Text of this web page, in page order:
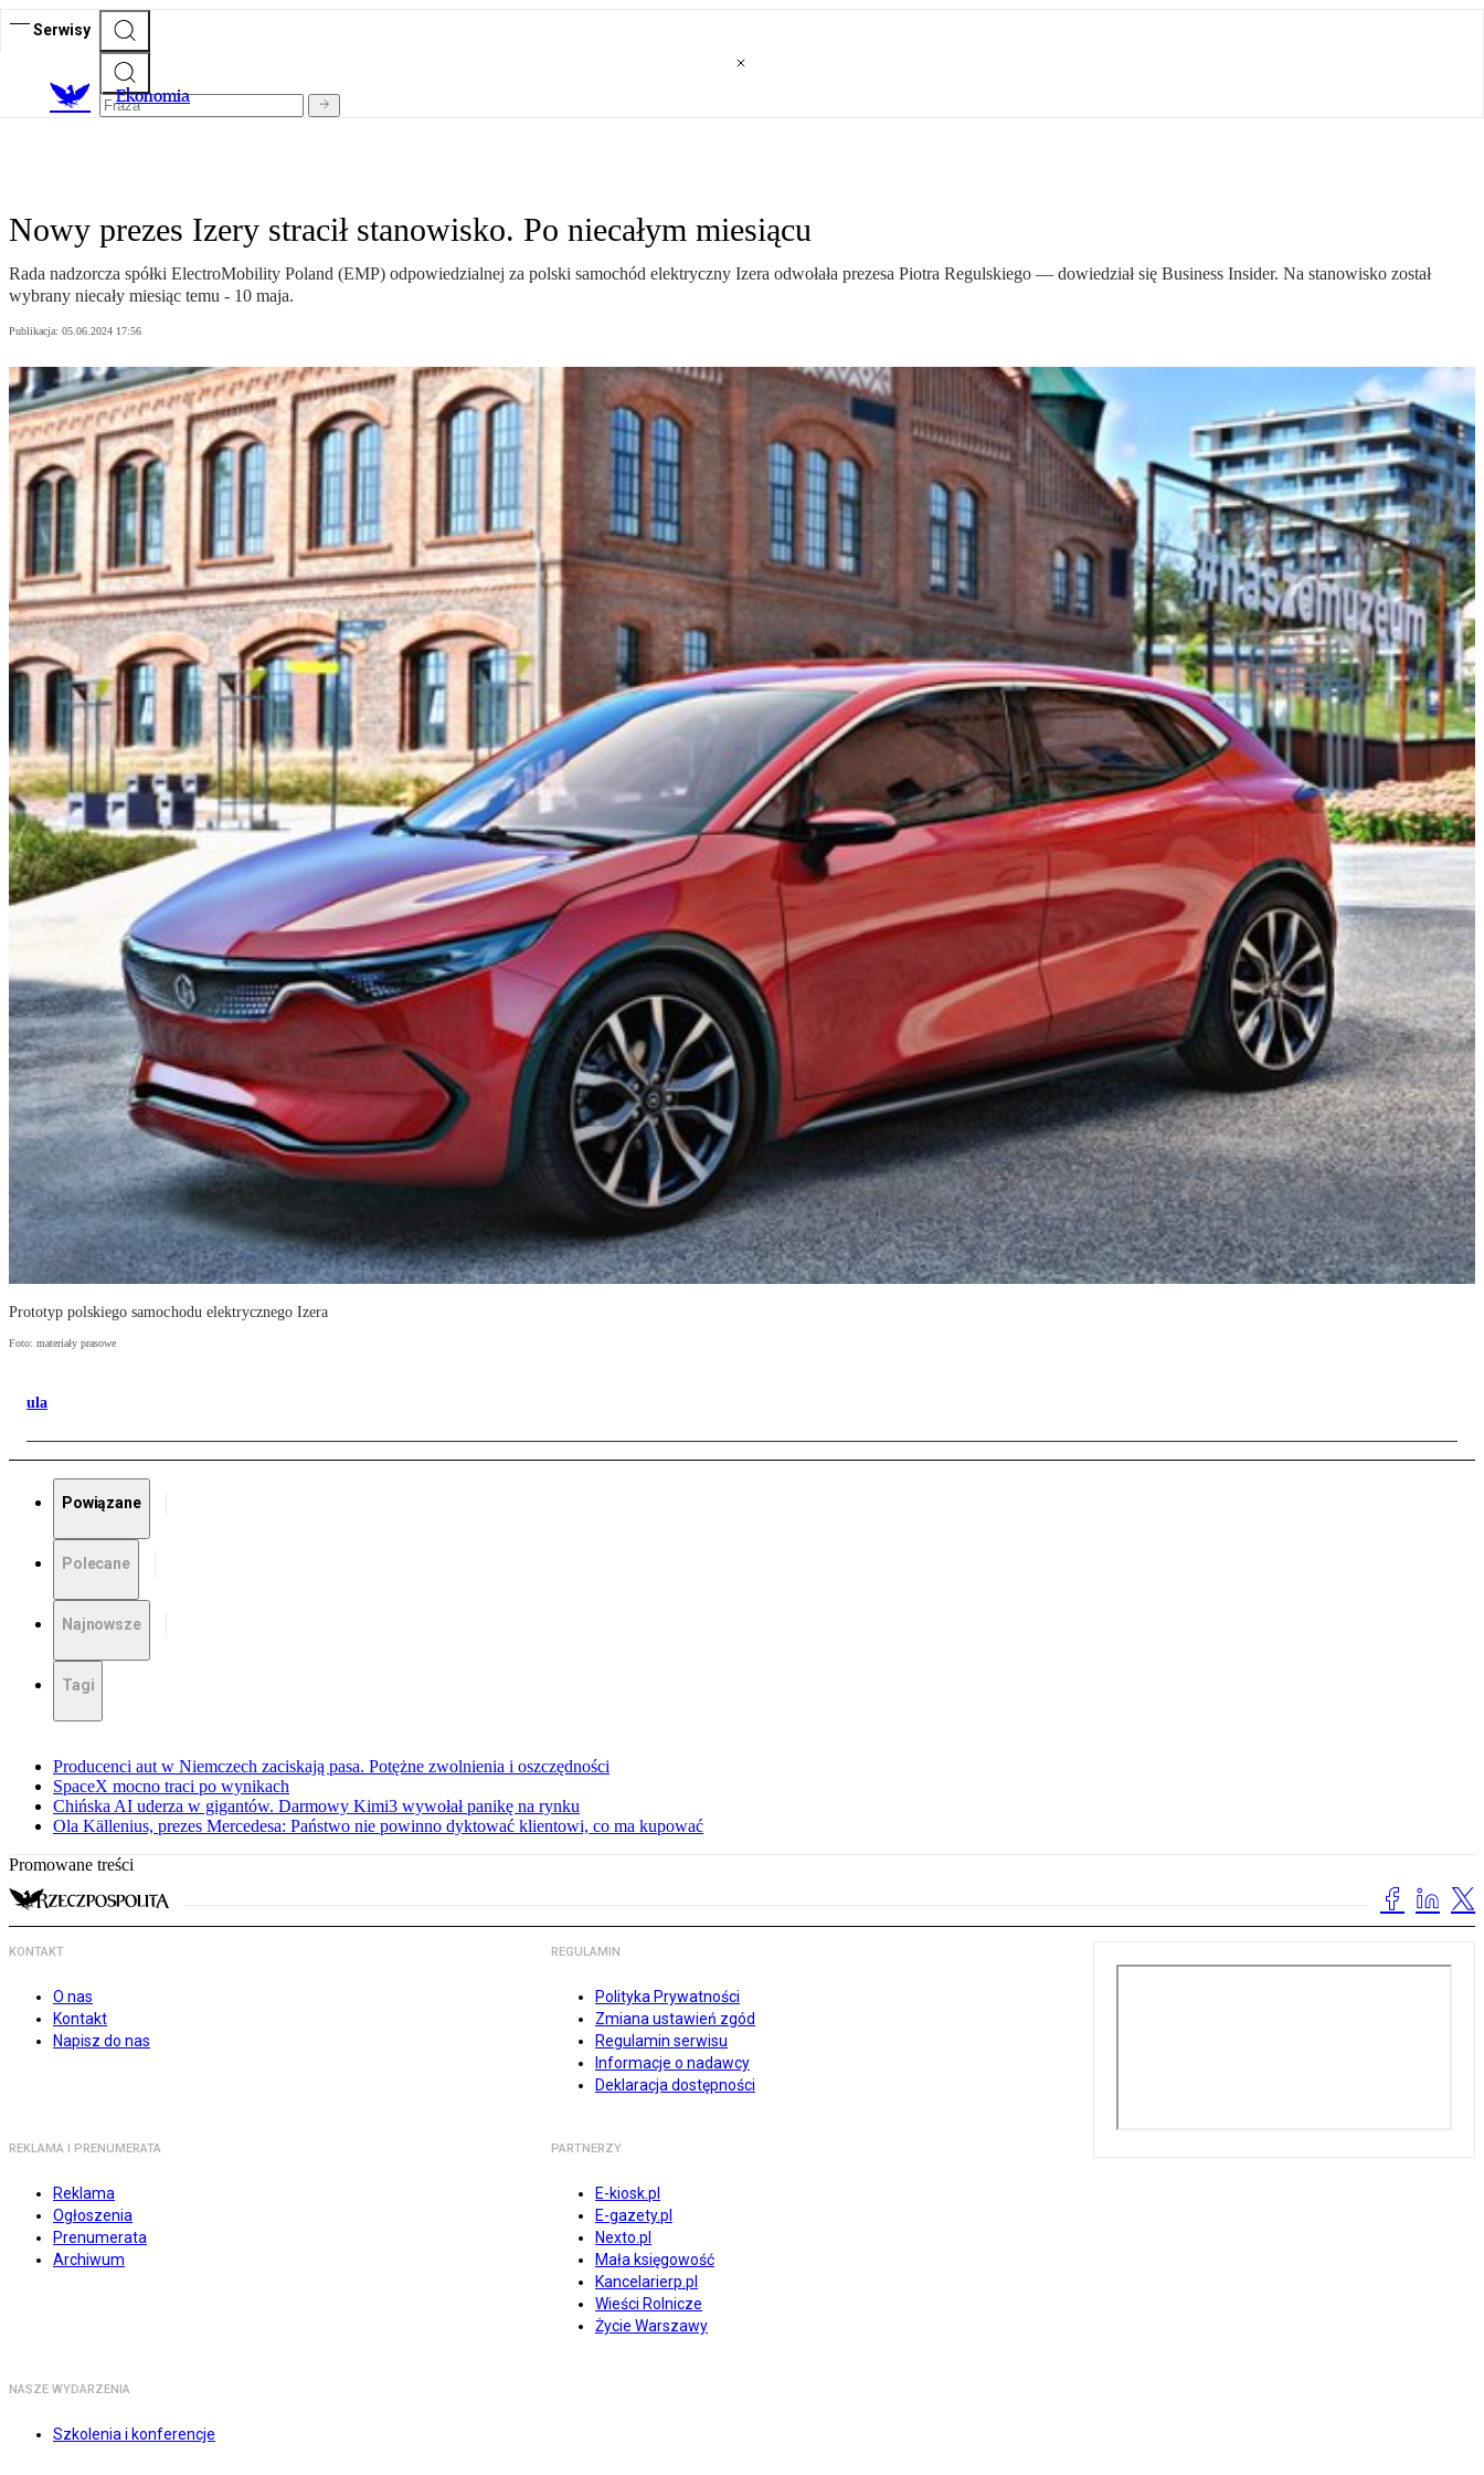
Serwisy
Ekonomia
Nowy prezes Izery stracił stanowisko. Po niecałym miesiącu
Rada nadzorcza spółki ElectroMobility Poland (EMP) odpowiedzialnej za polski samochód elektryczny Izera odwołała prezesa Piotra Regulskiego — dowiedział się Business Insider. Na stanowisko został
wybrany niecały miesiąc temu - 10 maja.
Publikacja: 05.06.2024 17:56
Prototyp polskiego samochodu elektrycznego Izera
Foto: materiały prasowe
ula
Powiązane
Polecane
Najnowsze
Tagi
Producenci aut w Niemczech zaciskają pasa. Potężne zwolnienia i oszczędności
SpaceX mocno traci po wynikach
Chińska AI uderza w gigantów. Darmowy Kimi3 wywołał panikę na rynku
Ola Källenius, prezes Mercedesa: Państwo nie powinno dyktować klientowi, co ma kupować
Promowane treści
KONTAKT
O nas
Kontakt
Napisz do nas
REGULAMIN
Polityka Prywatności
Zmiana ustawień zgód
Regulamin serwisu
Informacje o nadawcy
Deklaracja dostępności
REKLAMA I PRENUMERATA
Reklama
Ogłoszenia
Prenumerata
Archiwum
PARTNERZY
E-kiosk.pl
E-gazety.pl
Nexto.pl
Mała księgowość
Kancelarierp.pl
Wieści Rolnicze
Życie Warszawy
NASZE WYDARZENIA
Szkolenia i konferencje